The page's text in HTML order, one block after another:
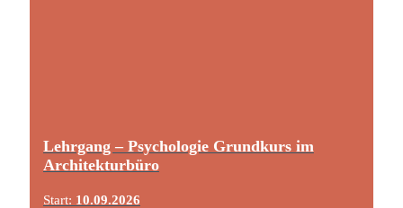
Lehrgang – Psychologie Grundkurs im
Architekturbüro
Start: 10.09.2026